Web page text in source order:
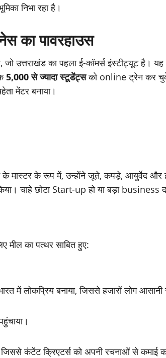
निभा रहा है।
का पावरहाउस
जो उत्तराखंड का पहला ई-कॉमर्स इंस्टीट्यूट है।
5,000 से ज्यादा स्टूडेंट्सको online ट्रेन कर चुके
मेंटर बनाया।
के मास्टर के रूप में, उन्होंने जूते, कपड़े, आयुर्वेद
चाहे छोटा Start-up हो या बड़ा
मील का पत्थर साबित हुए:
में लोकप्रिय बनाया, जिससे हजारों लोग
कंटेंट क्रिएटर्स को अपनी रचनाओं से कमाई का